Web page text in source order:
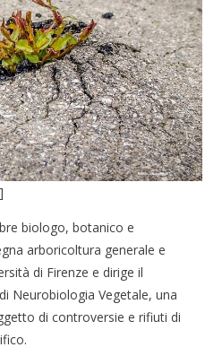
]
biologo, botanico e
arboricoltura generale e
di Firenze e dirige il
Neurobiologia Vegetale, una
di controversie e rifiuti di